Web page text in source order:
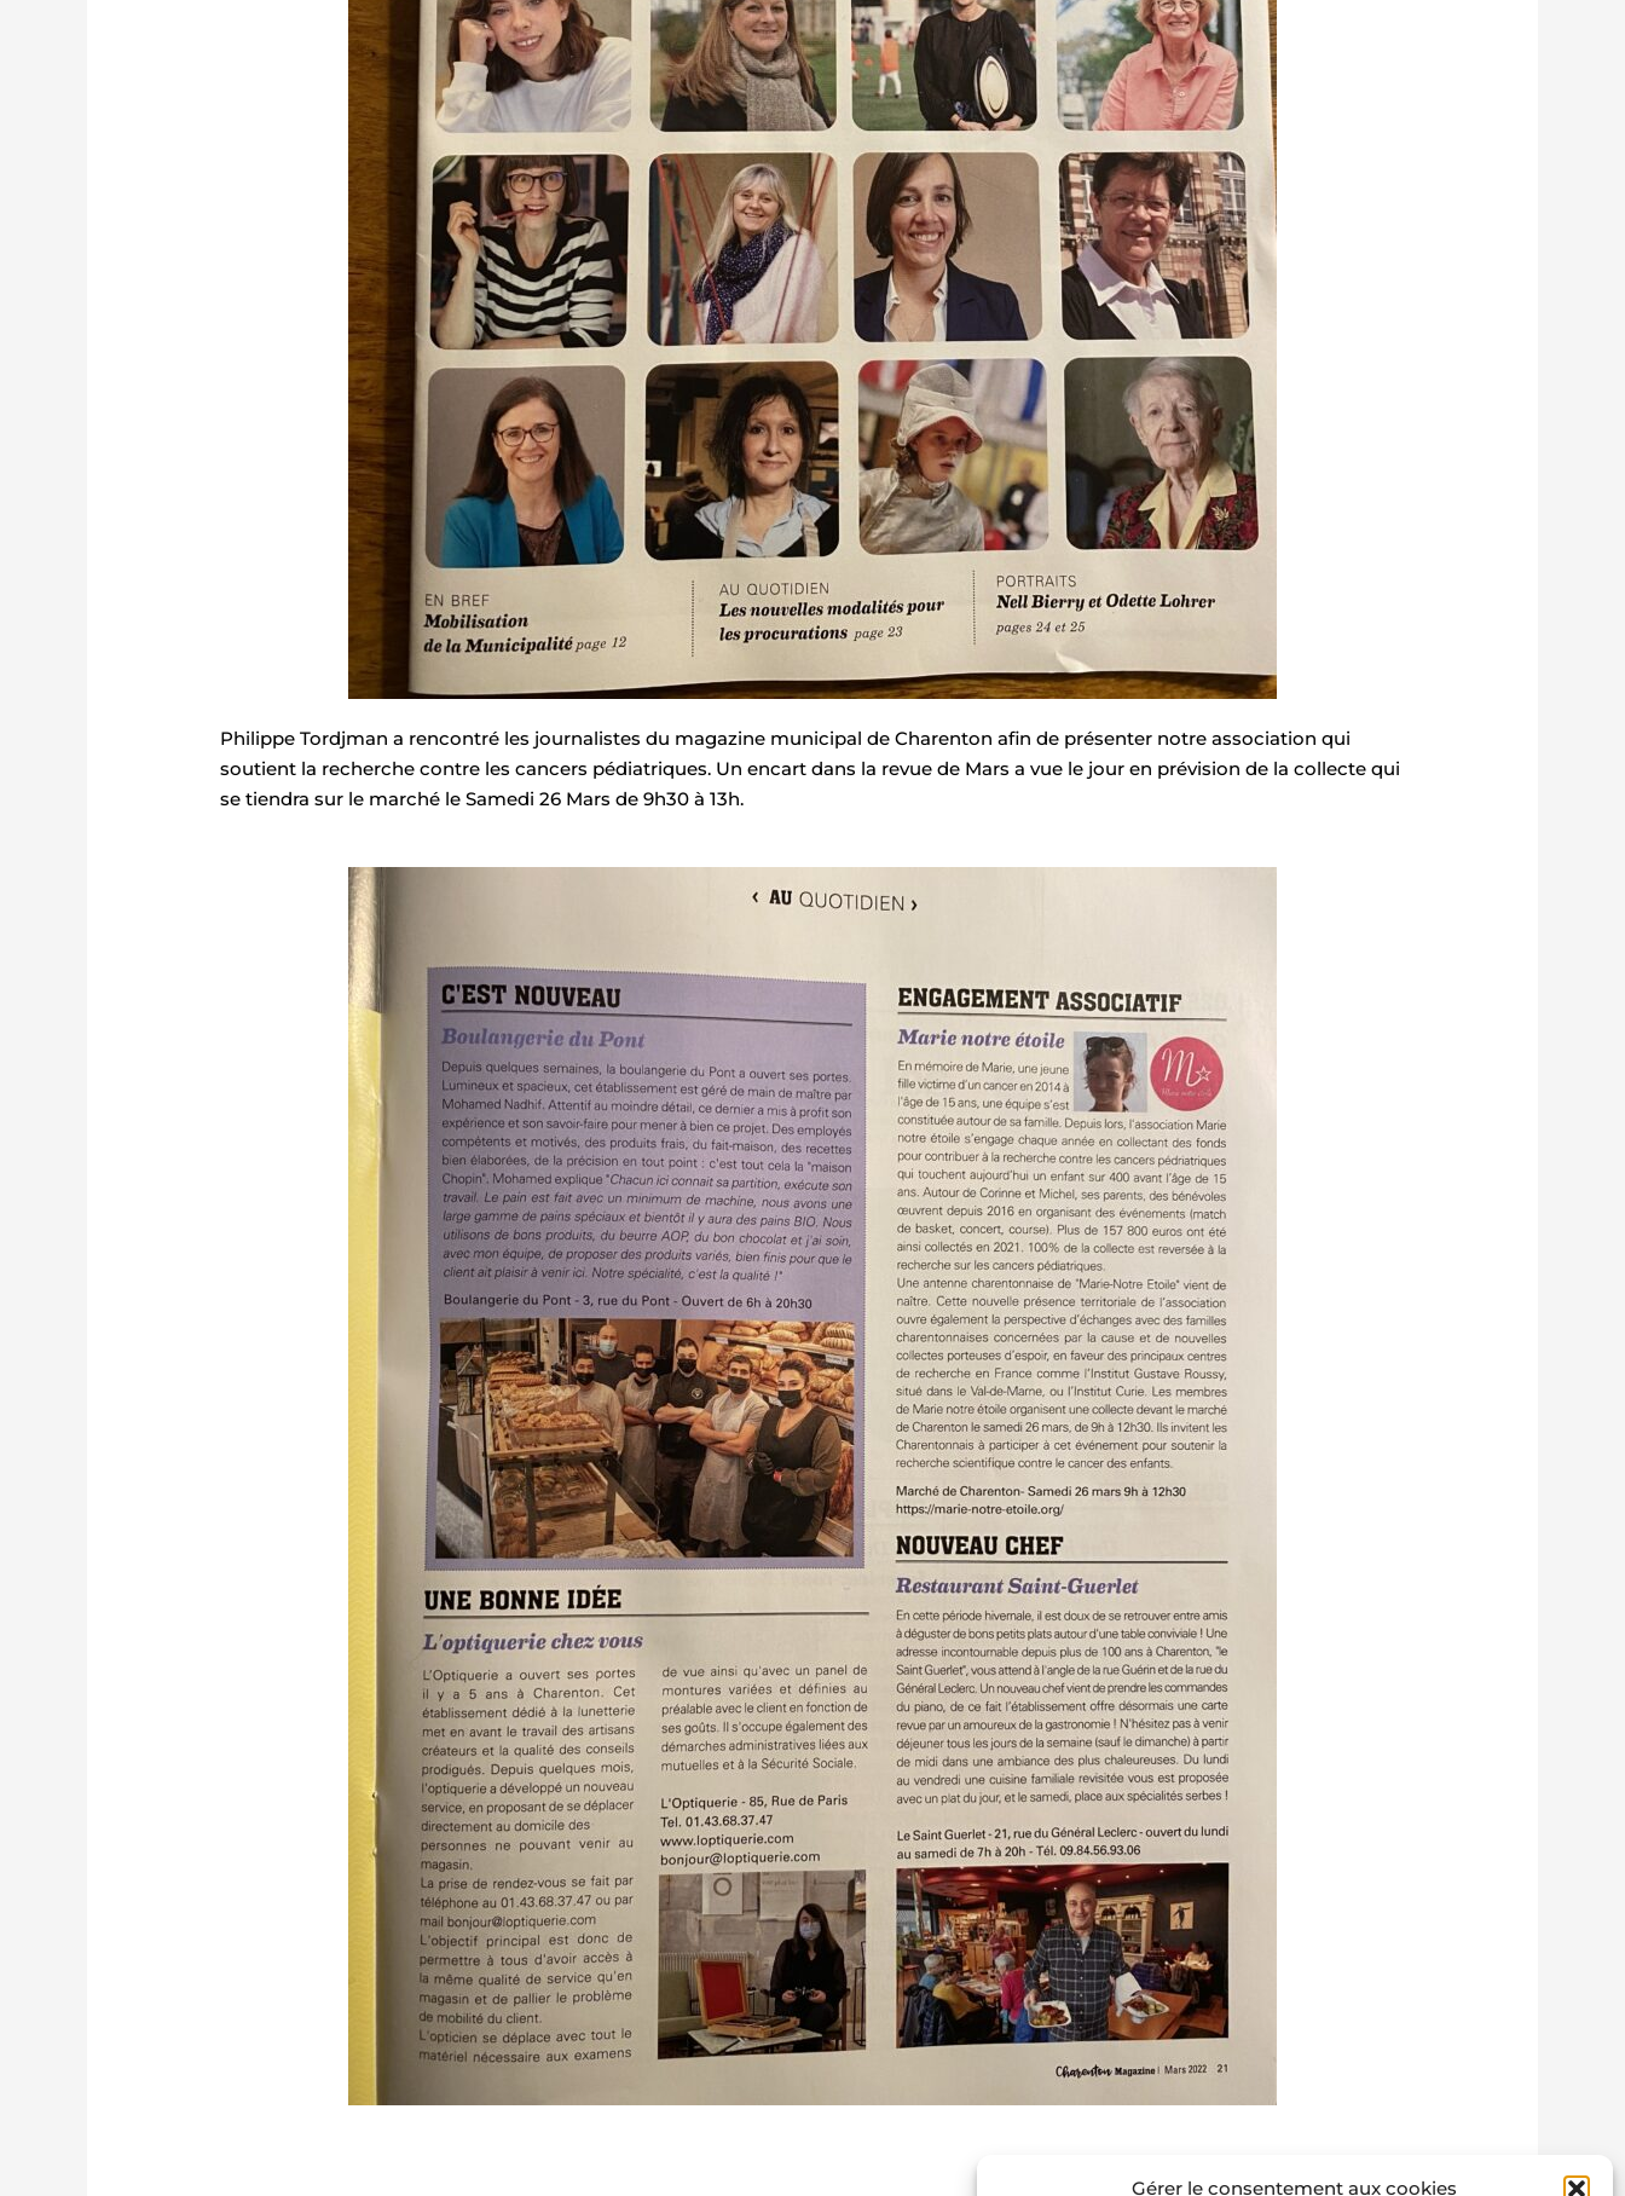
Gérer le consentement aux cookies
Philippe Tordjman a rencontré les journalistes du magazine municipal de Charenton afin de présenter notre association qui
soutient la recherche contre les cancers pédiatriques. Un encart dans la revue de Mars a vue le jour en prévision de la collecte qui
se tiendra sur le marché le Samedi 26 Mars de 9h30 à 13h.